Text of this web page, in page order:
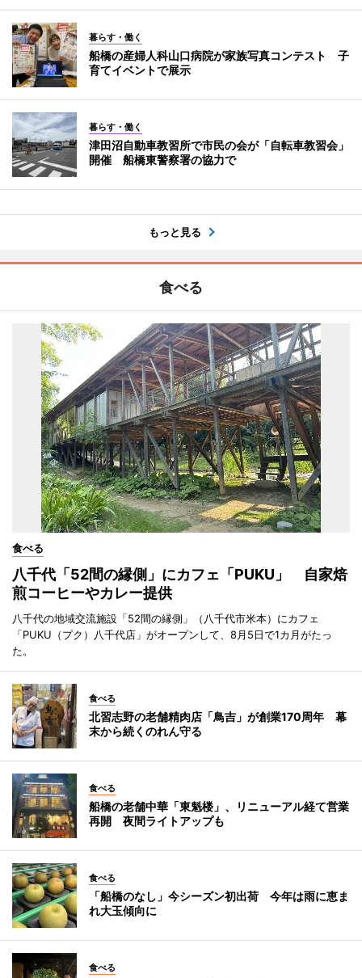
暮らす・働く
船橋の産婦人科山口病院が家族写真コンテスト 子
育てイベントで展示
暮らす・働く
津田沼自動車教習所で市民の会が「自転車教習会」
開催 船橋東警察署の協力で
もっと見る
食べる
食べる
八千代「52間の縁側」にカフェ「PUKU」 自家焙
煎コーヒーやカレー提供
八千代の地域交流施設「52間の縁側」（八千代市米本）にカフェ
「PUKU（プク）八千代店」がオープンして、8月5日で1カ月がたっ
た。
食べる
北習志野の老舗精肉店「鳥吉」が創業170周年 幕
末から続くのれん守る
食べる
船橋の老舗中華「東魁楼」、リニューアル経て営業
再開 夜間ライトアップも
食べる
「船橋のなし」今シーズン初出荷 今年は雨に恵ま
れ大玉傾向に
食べる